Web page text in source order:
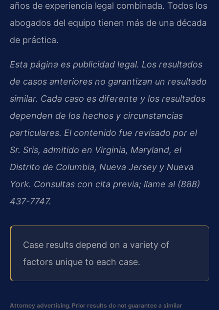
años de experiencia legal combinada. Todos los
abogados del equipo tienen más de una década
de práctica.
Esta página es publicidad legal. Los resultados
de casos anteriores no garantizan un resultado
similar. Cada caso es diferente y los resultados
dependen de los hechos y circunstancias
particulares. El contenido fue revisado por el
Sr. Sris, admitido en Virginia, Maryland, el
Distrito de Columbia, Nueva Jersey y Nueva
York. Consultas con cita previa; llame al (888)
437-7747.
Case results depend on a variety of
factors unique to each case.
Attorney advertising. Prior results do not guarantee a similar